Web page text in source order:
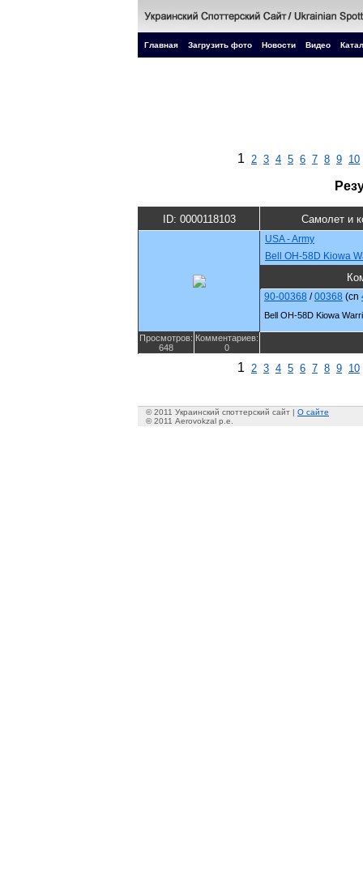
Главная Загрузить фото Новости Видео
1 2 3 4 5 6 7 8 9 10
ID: 0000118103 Самолет и
USA - Army
Bell OH-58D Kiowa
90-00368 /00368 (cn
Bell OH-58D Kiowa
Просмотров:
648
Комментариев:
0
1 2 3 4 5 6 7 8 9 10
© 2011 Украинский споттерский сайт | О сайте
© 2011 Aerovokzal p.e.